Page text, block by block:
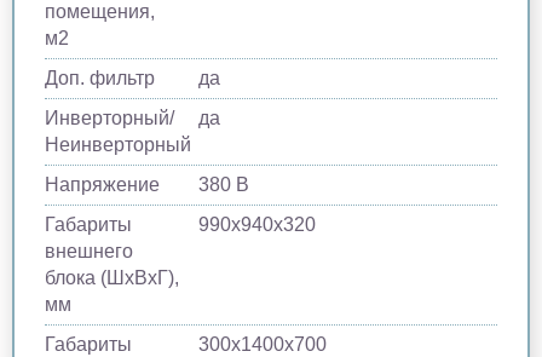
помещения,
м2
Доп. фильтр
да
Инверторный/
Неинверторный
да
Напряжение
380 В
Габариты
внешнего
блока (ШхВхГ),
мм
990х940х320
Габариты
300х1400х700